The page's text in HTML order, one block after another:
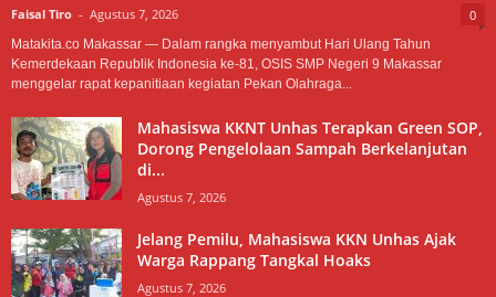
Faisal Tiro - Agustus 7, 2026 0
Matakita.co Makassar — Dalam rangka menyambut Hari Ulang Tahun
Kemerdekaan Republik Indonesia ke-81, OSIS SMP Negeri 9 Makassar
menggelar rapat kepanitiaan kegiatan Pekan Olahraga...
Mahasiswa KKNT Unhas Terapkan Green SOP,
Dorong Pengelolaan Sampah Berkelanjutan
di...
Agustus 7, 2026
Jelang Pemilu, Mahasiswa KKN Unhas Ajak
Warga Rappang Tangkal Hoaks
Agustus 7, 2026